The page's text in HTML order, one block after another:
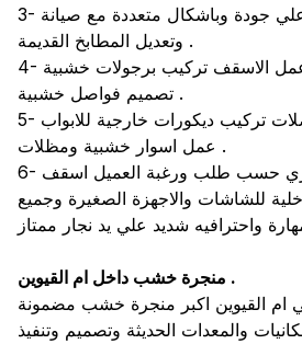
3- المطابخ الخشبية باعلي جودة وباشكال متعددة مع صيانة
وتعديل المطابخ القديمة .
4- تنفيذ ديكورات خشبية عمل الاسقف تركيب برجولات خشبية
تصميم فواصل خشبية .
5- صيانة المقابض والمفصلات تركيب ديكورات خارجية للابواب
عمل اسوار خشبية ومظلات .
6- تنفيذ خدمات خاصة اخري حسب طلب ورغبة العميل اسقف
للشاشات والاجهزة الصغيرة وجميع
منجرة خشب داخل ام القيوين .
ام القيوين اكبر منجرة خشب مضمونة
والمعدات الحديثة وتصميم وتنفيذ